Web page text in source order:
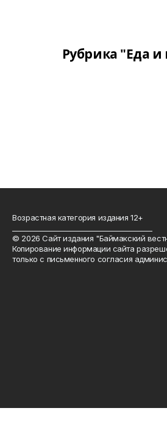
Рубрика "Еда
Возрастная категория издания 12+
© 2026 Сайт издания "Баймакский
Копирование информации сайта
только с письменного согласия